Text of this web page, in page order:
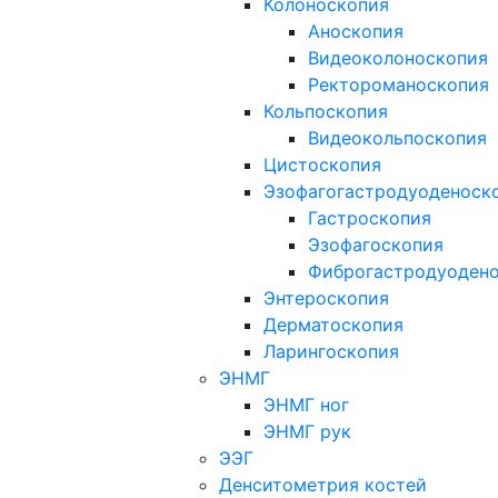
Колоноскопия
Аноскопия
Видеоколоноскопия
Ректороманоскопия
Кольпоскопия
Видеокольпоскопия
Цистоскопия
Гастроскопия
Эзофагоскопия
Энтероскопия
Дерматоскопия
Ларингоскопия
ЭНМГ
ЭНМГ ног
ЭНМГ рук
ЭЭГ
Денситометрия костей